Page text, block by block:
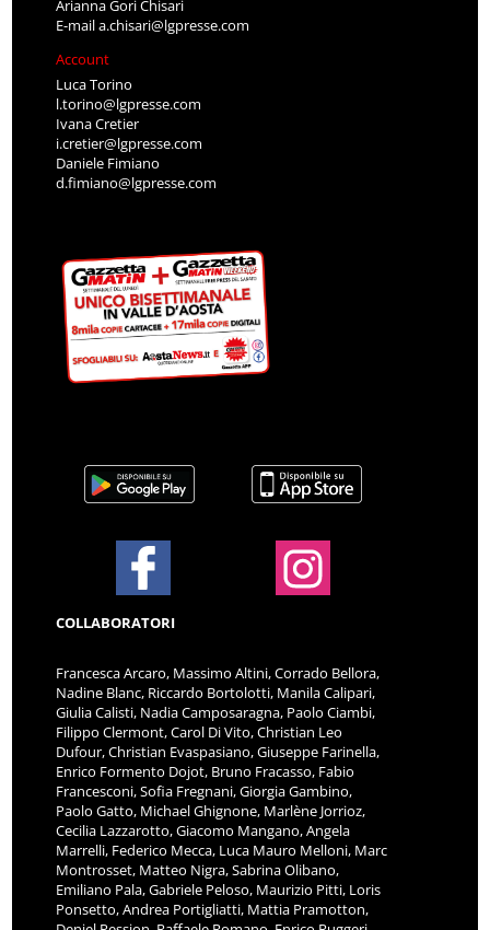
Arianna Gori Chisari
E-maila.chisari@lgpresse.com
Account
Luca Torino
l.torino@lgpresse.com
Ivana Cretier
i.cretier@lgpresse.com
Daniele Fimiano
d.fimiano@lgpresse.com
COLLABORATORI
Francesca Arcaro, Massimo Altini, Corrado Bellora,
Nadine Blanc, Riccardo Bortolotti, Manila Calipari,
Giulia Calisti, Nadia Camposaragna, Paolo Ciambi,
Filippo Clermont, Carol Di Vito, Christian Leo
Dufour, Christian Evaspasiano, Giuseppe Farinella,
Enrico Formento Dojot, Bruno Fracasso, Fabio
Francesconi, Sofia Fregnani, Giorgia Gambino,
Paolo Gatto, Michael Ghignone, Marlène Jorrioz,
Cecilia Lazzarotto, Giacomo Mangano, Angela
Marrelli, Federico Mecca, Luca Mauro Melloni, Marc
Montrosset, Matteo Nigra, Sabrina Olibano,
Emiliano Pala, Gabriele Peloso, Maurizio Pitti, Loris
Ponsetto, Andrea Portigliatti, Mattia Pramotton,